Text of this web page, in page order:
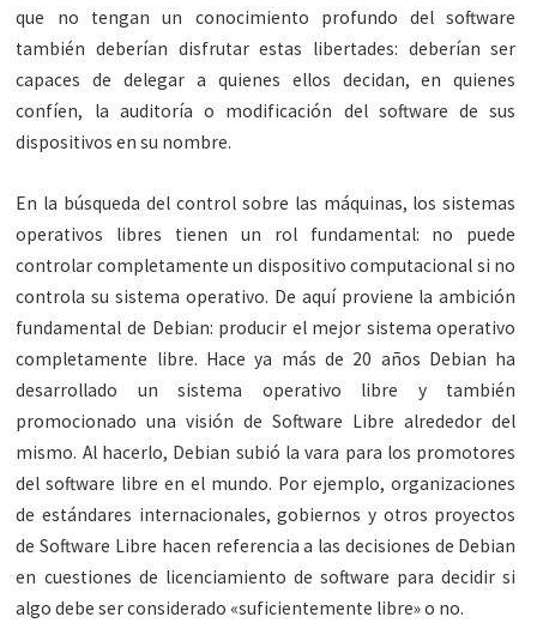
que no tengan un conocimiento profundo del software
también deberían disfrutar estas libertades: deberían ser
capaces de delegar a quienes ellos decidan, en quienes
confíen, la auditoría o modificación del software de sus
dispositivos en su nombre.
En la búsqueda del control sobre las máquinas, los sistemas
operativos libres tienen un rol fundamental: no puede
controlar completamente un dispositivo computacional si no
controla su sistema operativo. De aquí proviene la ambición
fundamental de Debian: producir el mejor sistema operativo
completamente libre. Hace ya más de 20 años Debian ha
desarrollado un sistema operativo libre y también
promocionado una visión de Software Libre alrededor del
mismo. Al hacerlo, Debian subió la vara para los promotores
del software libre en el mundo. Por ejemplo, organizaciones
de estándares internacionales, gobiernos y otros proyectos
de Software Libre hacen referencia a las decisiones de Debian
en cuestiones de licenciamiento de software para decidir si
algo debe ser considerado «suficientemente libre» o no.